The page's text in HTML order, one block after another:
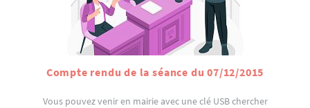
Compte rendu de la séance du 07/12/2015
Vous pouvez venir en mairie avec une clé USB chercher